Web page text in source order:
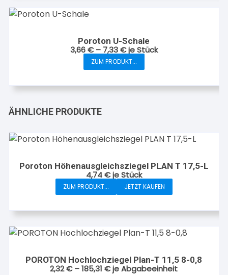
Poroton U-Schale
3,66€– 7,33€je Stück
ZUM PRODUKT...
Dieses
weist
Die
können
auf
der
gewählt
ÄHNLICHE PRODUKTE
Poroton Höhenausgleichsziegel PLAN T 17,5-L
4,74€je Stück
ZUM PRODUKT... JETZT KAUFEN
POROTON Hochlochziegel Plan-T 11,5 8-0,8
2,32€–185,31€je Abgabeeinheit